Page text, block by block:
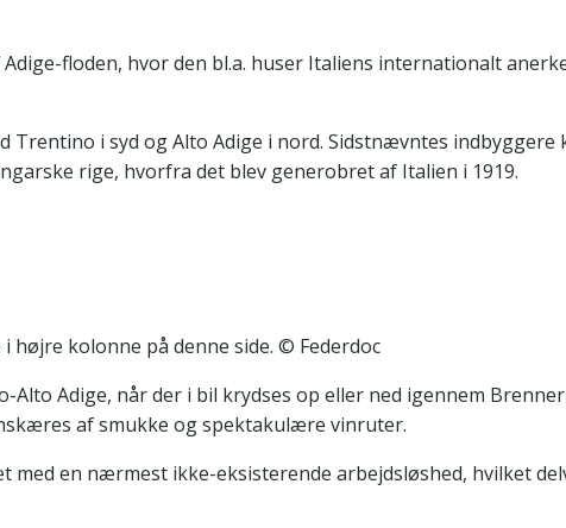
floden, hvor den bl.a. huser Italiens internationalt
i syd og Alto Adige i nord. Sidstnævntes
rige, hvorfra det blev generobret af Italien i 1919.
kolonne på denne side. © Federdoc
Adige, når der i bil krydses op eller ned igennem
af smukke og spektakulære vinruter.
en nærmest ikke-eksisterende arbejdsløshed, hvilket